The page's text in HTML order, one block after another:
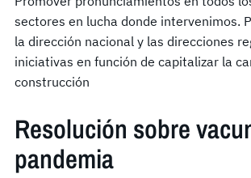
sectores en lucha donde intervenimos.
la dirección nacional y las direcciones
iniciativas en función de capitalizar la
construcción
Resolución sobre
pandemia